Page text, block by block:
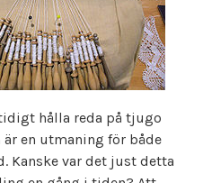
hålla reda på tjugo
en utmaning för både
Kanske var det just detta